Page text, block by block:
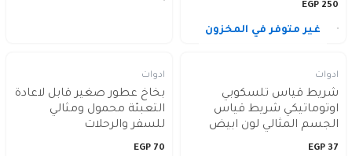
250
EGP
غير متوفر في المخزون
ادوات
شريط قياس تلسكوبي
اوتوماتيكي شريط قياس
الجسم المثالي لون ابيض
37
EGP
ادوات
بخاخ عطور صغير قابل لاعادة
التعبئة محمول ومثالي
للسفر والرحلات
70
EGP